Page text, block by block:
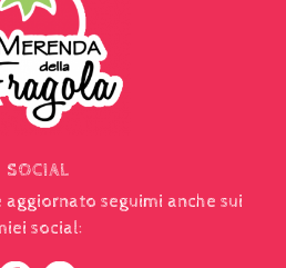
SOCIAL
aggiornato seguimi anche sui
social: